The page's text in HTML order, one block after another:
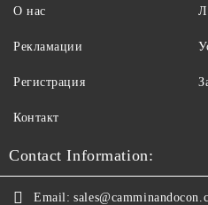
О нас
Рекламации
Регистрация
Контакт
Contact Information:
Email: